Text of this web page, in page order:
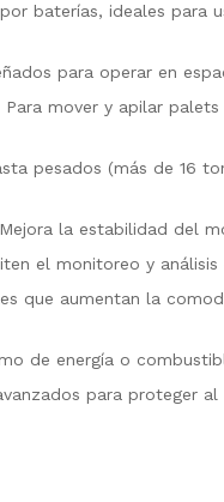
baterías, ideales para
para operar en
Para mover y apilar
pesados (más de 16
la estabilidad del
el monitoreo y
que aumentan la
de energía o
para proteger